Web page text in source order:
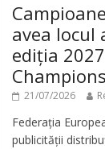
avea locul
ediția
21/07/2026
Federația
publicității